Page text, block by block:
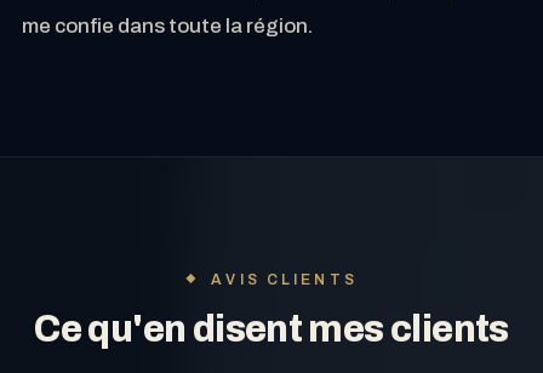
me confie dans toute la région.
AVIS CLIENTS
Ce qu'en disent mes clients